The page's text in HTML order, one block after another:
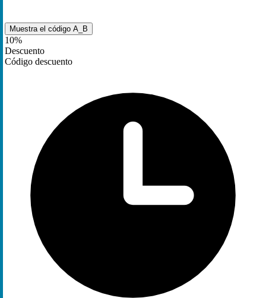
Muestra el código A_B
10%
Descuento
Código descuento